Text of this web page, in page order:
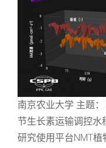
南京农业大学 主题
节生长素运输调控
研究使用平台NMT